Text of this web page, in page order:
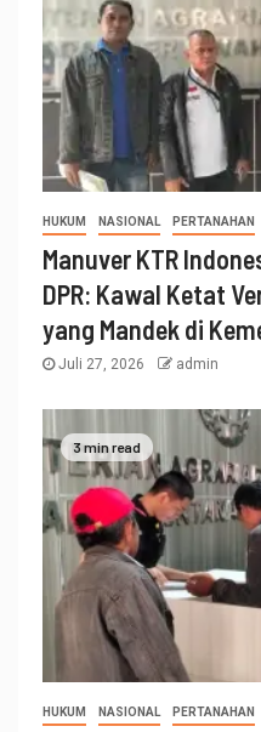
HUKUM NASIONAL PERTANAHAN
Manuver KTR
DPR: Kawal Ketat
yang Mandek di
Juli 27, 2026 admin
3 min read
HUKUM NASIONAL PERTANAHAN